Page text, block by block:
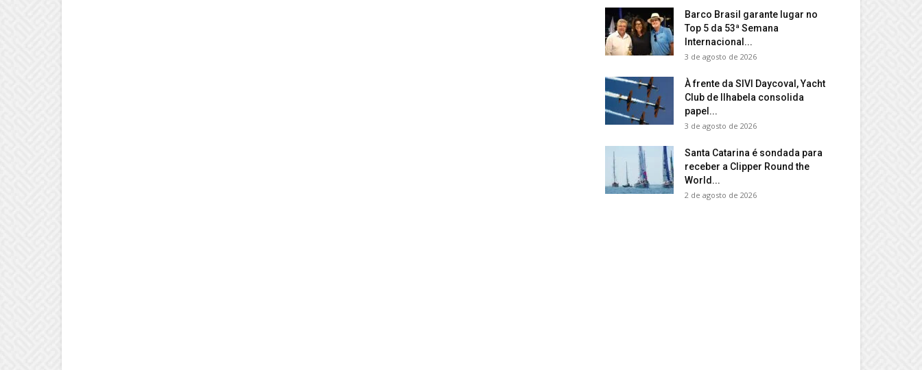
Barco Brasil garante lugar no
Top 5 da 53ª Semana
Internacional...
3 de agosto de 2026
À frente da SIVI Daycoval, Yacht
Club de Ilhabela consolida
papel...
3 de agosto de 2026
Santa Catarina é sondada para
receber a Clipper Round the
World...
2 de agosto de 2026